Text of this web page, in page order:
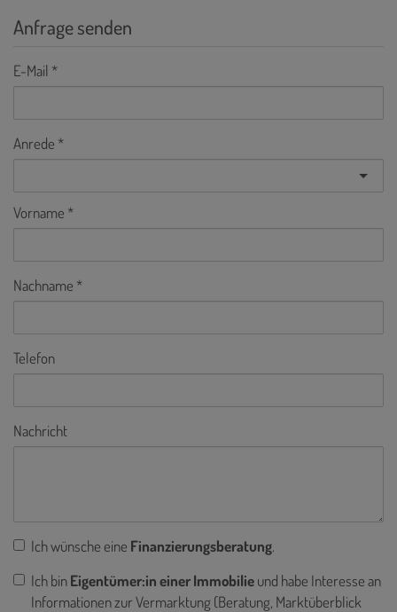
Anfrage senden
E-Mail
Anrede
Vorname
Nachname
Telefon
Nachricht
Ich wünsche eine Finanzierungsberatung.
Ich binEigentümer:in einer Immobilieund habe Interesse an
Informationen zur Vermarktung (Beratung, Marktüberblick